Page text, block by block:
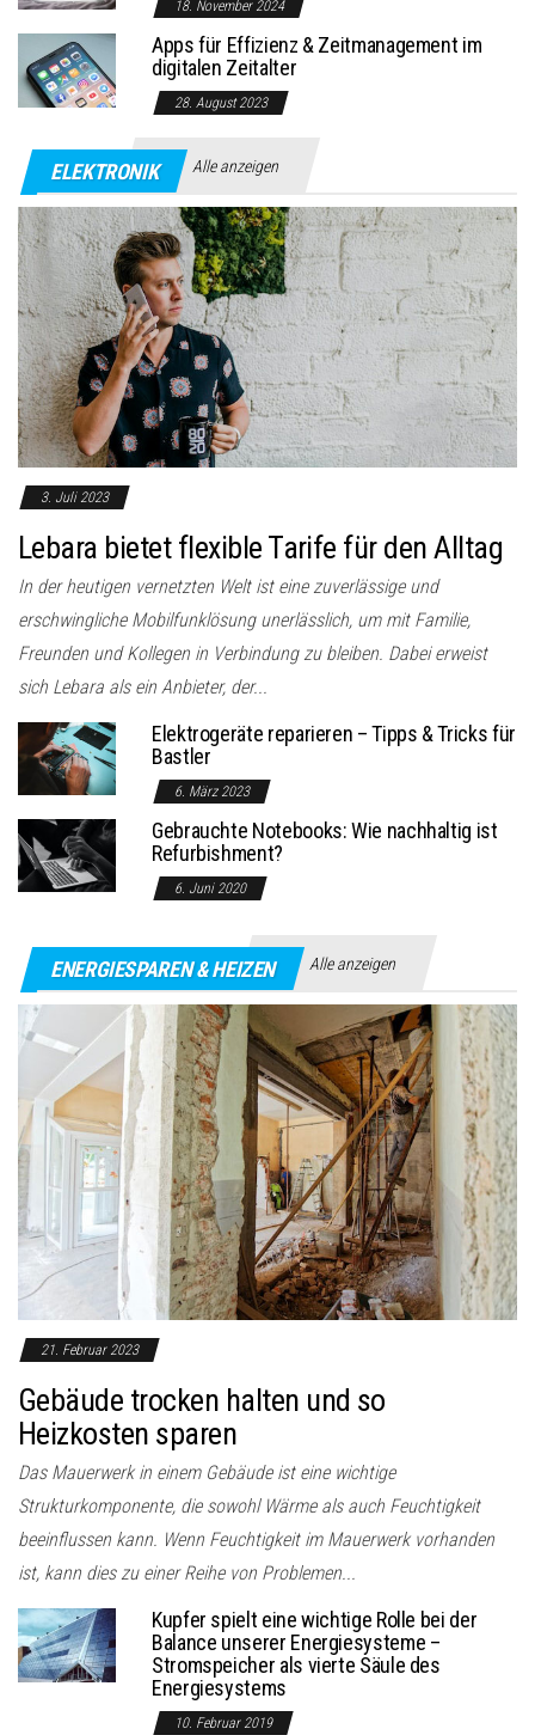
18. November 2024
Apps für Effizienz & Zeitmanagement im
digitalen Zeitalter
28. August 2023
ELEKTRONIK Alle anzeigen
3. Juli 2023
Lebara bietet flexible Tarife für den Alltag
In der heutigen vernetzten Welt ist eine zuverlässige und
erschwingliche Mobilfunklösung unerlässlich, um mit Familie,
Freunden und Kollegen in Verbindung zu bleiben. Dabei erweist
sich Lebara als ein Anbieter, der...
Elektrogeräte reparieren – Tipps & Tricks für
Bastler
6. März 2023
Gebrauchte Notebooks: Wie nachhaltig ist
Refurbishment?
6. Juni 2020
ENERGIESPAREN & HEIZEN Alle anzeigen
21. Februar 2023
Gebäude trocken halten und so
Heizkosten sparen
Das Mauerwerk in einem Gebäude ist eine wichtige
Strukturkomponente, die sowohl Wärme als auch Feuchtigkeit
beeinflussen kann. Wenn Feuchtigkeit im Mauerwerk vorhanden
ist, kann dies zu einer Reihe von Problemen...
Kupfer spielt eine wichtige Rolle bei der
Balance unserer Energiesysteme –
Stromspeicher als vierte Säule des
Energiesystems
10. Februar 2019